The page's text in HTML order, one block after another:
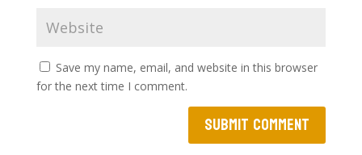
Save my name, email, and website in this browser
for the next time I comment.
Submit Comment